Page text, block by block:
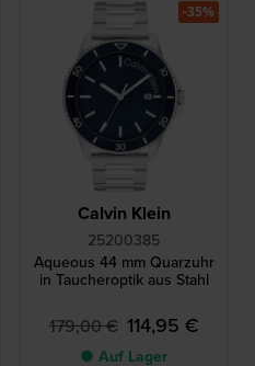
Calvin Klein
25200385
Aqueous 44 mm Quarzuhr
in Taucheroptik aus Stahl
179,00 € 114,95 €
● Auf Lager
-35%